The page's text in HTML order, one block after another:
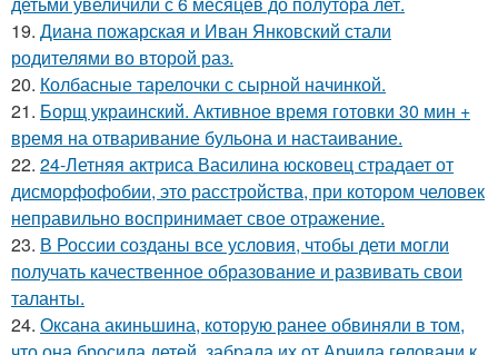
19. Диана пожарская и Иван Янковский стали
родителями во второй раз.
20. Колбасные тарелочки с сырной начинкой.
21. Борщ украинский. Активное время готовки 30 мин +
время на отваривание бульона и настаивание.
22. 24-Летняя актриса Василина юсковец страдает от
дисморфофобии, это расстройства, при котором человек
неправильно воспринимает свое отражение.
23. В России созданы все условия, чтобы дети могли
получать качественное образование и развивать свои
таланты.
24. Оксана акиньшина, которую ранее обвиняли в том,